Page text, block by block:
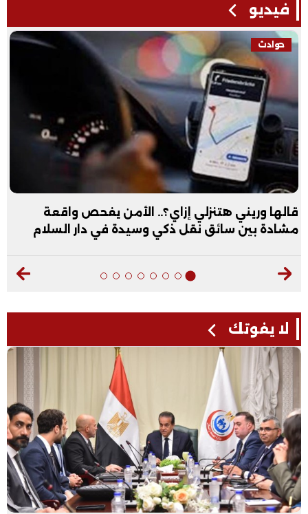
فيديو
حوادث
قالها وريني هتنزلي إزاي؟.. الأمن يفحص واقعة
مشادة بين سائق نقل ذكي وسيدة في دار السلام
لا يفوتك